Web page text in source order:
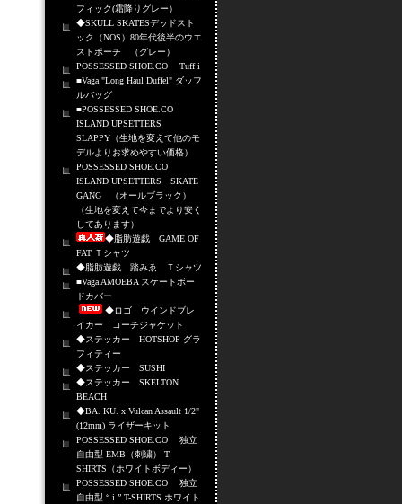
フィック(霜降りグレー）
◆SKULL SKATESデッドスト
ック（NOS）80年代後半のウエ
ストポーチ （グレー）
POSSESSED SHOE.CO Tuff i
■Vaga "Long Haul Duffel" ダッフ
ルバッグ
■POSSESSED SHOE.CO
ISLAND UPSETTERS
SLAPPY（生地を変えて他のモ
デルよりお求めやすい価格）
POSSESSED SHOE.CO
ISLAND UPSETTERS SKATE
GANG （オールブラック）
（生地を変えて今までより安く
してあります）
◆脂肪遊戯 GAME OF
FAT Ｔシャツ
◆脂肪遊戯 踏みゑ Ｔシャツ
■Vaga AMOEBA スケートボー
ドカバー
◆ロゴ ウインドブレ
イカー コーチジャケット
◆ステッカー HOTSHOP グラ
フィティー
◆ステッカー SUSHI
◆ステッカー SKELTON
BEACH
◆BA. KU. x Vulcan Assault 1/2"
(12mm) ライザーキット
POSSESSED SHOE.CO 独立
自由型 EMB（刺繍） T-
SHIRTS（ホワイトボディー）
POSSESSED SHOE.CO 独立
自由型 “ i ” T-SHIRTS ホワイト